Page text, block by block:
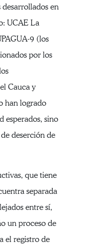
en
UCAE La
9 (los
por los
Cauca y
han logrado
esperados, sino
deserción de
que tiene
separada
entre sí,
un proceso de
el registro de